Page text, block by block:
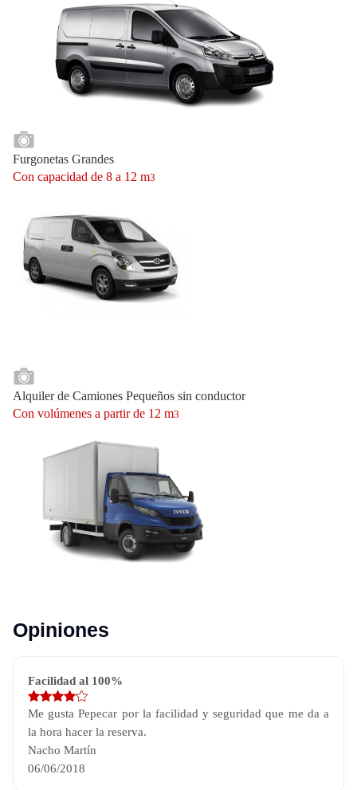
Furgonetas Grandes
Con capacidad de 8 a 12 m3
Alquiler de Camiones Pequeños sin conductor
Con volúmenes a partir de 12 m3
Opiniones
Facilidad al 100%
Me gusta Pepecar por la facilidad y seguridad que me da a
la hora hacer la reserva.
Nacho Martín
06/06/2018